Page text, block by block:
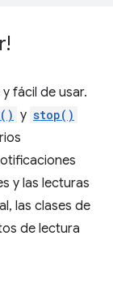
fácil de usar.
y stop()
y las lecturas
las clases de
de lectura